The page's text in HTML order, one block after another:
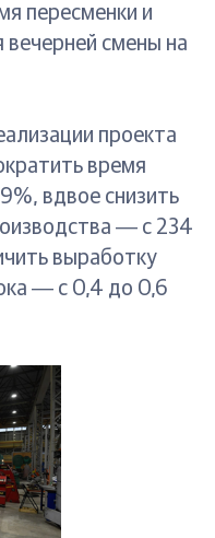
пересменки и
вечерней смены на
проекта
время
вдвое снизить
― с 234
выработку
― с 0,4 до 0,6